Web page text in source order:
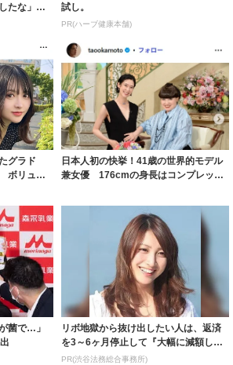
たな」
試し。
PR(ハーブ健康本舗)
グラド
ボリュー
日本人初の快挙！41歳の世界的モデル
兼女優 176cmの身長はコンプレック
菌で…」
リボ地獄から抜け出したい人は、返済
を3～6ヶ月停止して『大幅に減額して
から返済す...
PR(渋谷法務総合事務所)